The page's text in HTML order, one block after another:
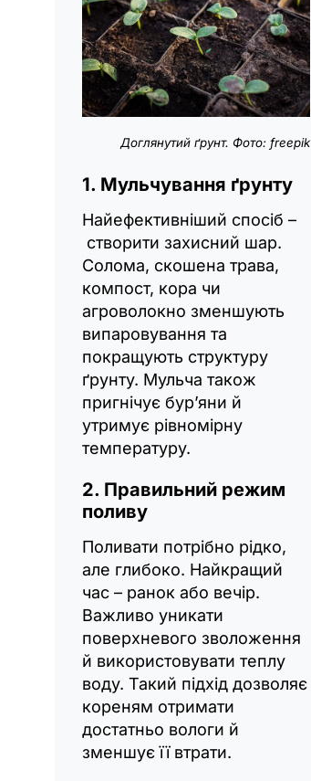
Доглянутий ґрунт. Фото: freepik
1. Мульчування ґрунту
Найефективніший спосіб –
створити захисний шар.
Солома, скошена трава,
компост, кора чи
агроволокно зменшують
випаровування та
покращують структуру
ґрунту. Мульча також
пригнічує бур’яни й
утримує рівномірну
температуру.
2. Правильний режим
поливу
Поливати потрібно рідко,
але глибоко. Найкращий
час – ранок або вечір.
Важливо уникати
поверхневого зволоження
й використовувати теплу
воду. Такий підхід дозволяє
кореням отримати
достатньо вологи й
зменшує її втрати.